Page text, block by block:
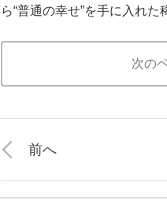
ら“普通の幸せ”を手に入れた
次の
前へ